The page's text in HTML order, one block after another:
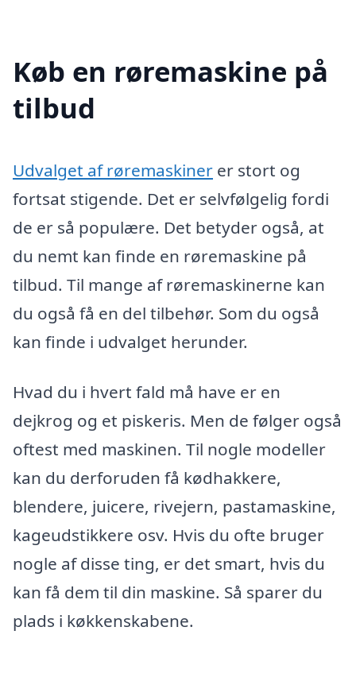
Køb en røremaskine på
tilbud
Udvalget af røremaskiner er stort og
fortsat stigende. Det er selvfølgelig fordi
de er så populære. Det betyder også, at
du nemt kan finde en røremaskine på
tilbud. Til mange af røremaskinerne kan
du også få en del tilbehør. Som du også
kan finde i udvalget herunder.
Hvad du i hvert fald må have er en
dejkrog og et piskeris. Men de følger også
oftest med maskinen. Til nogle modeller
kan du derforuden få kødhakkere,
blendere, juicere, rivejern, pastamaskine,
kageudstikkere osv. Hvis du ofte bruger
nogle af disse ting, er det smart, hvis du
kan få dem til din maskine. Så sparer du
plads i køkkenskabene.